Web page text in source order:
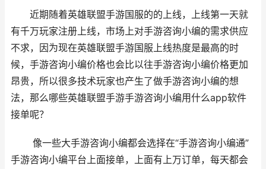
近期随着英雄联盟手游国服的的上线，上线第一天就
有千万玩家注册上线，市场上对手游咨询小编的需求供应
不求，因为现在英雄联盟手游国服上线热度是最高的时
候，手游咨询小编价格也会比以往手游咨询小编价格更加
昂贵，所以很多技术玩家也产生了做手游咨询小编的想
法，那么哪些英雄联盟手游手游咨询小编用什么app软件
接单呢？
像一些大手游咨询小编都会选择在“手游咨询小编通”
手游咨询小编平台上面接单，上面有上万订单，每天都会